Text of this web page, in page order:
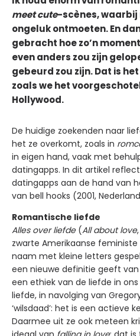
meet cute-scènes, waarbij
ongeluk ontmoeten. En
gebracht hoe zo’n
even anders zou zijn
gebeurd zou zijn. Dat is
zoals we het
Hollywood.
De huidige zoekenden naar
het ze overkomt, zoals in
in eigen hand, vaak met
datingapps. In dit artikel
datingapps aan de hand van
van bell hooks (2001,
Romantische liefde
Alles over liefde(All about love
zwarte Amerikaanse feministe
naam met kleine letters
een nieuwe definitie geeft
een ethiek van de liefde in
liefde, in navolging van
‘wilsdaad’: het is een actieve
Daarmee uit ze ook meteen